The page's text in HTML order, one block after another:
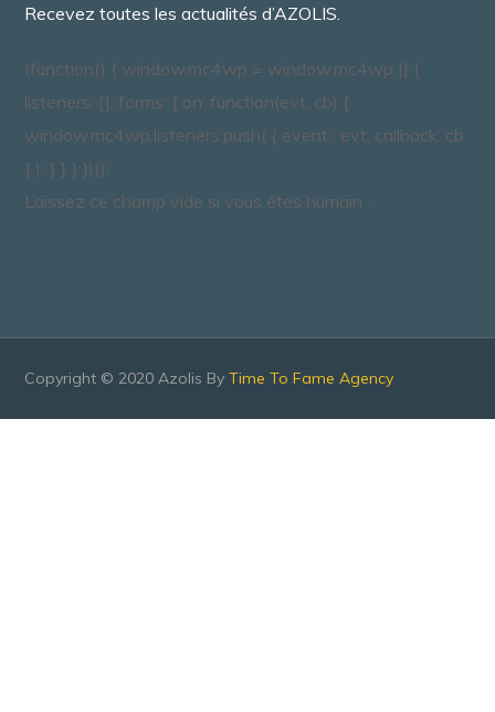
Recevez toutes les actualités d’AZOLIS.
(function() { window.mc4wp = window.mc4wp || {
listeners: [], forms: { on: function(evt, cb) {
window.mc4wp.listeners.push( { event : evt, callback: cb
} ); } } } })();
Laissez ce champ vide si vous êtes humain :
Copyright © 2020 Azolis ByTime To Fame Agency